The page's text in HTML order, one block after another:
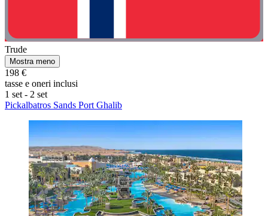
Trude
Mostra meno
198 €
tasse e oneri inclusi
1 set - 2 set
Pickalbatros Sands Port Ghalib